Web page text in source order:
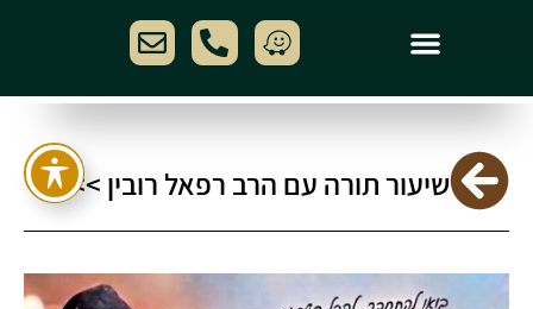
שיעור תורה עם הרב רפאל רובין >>